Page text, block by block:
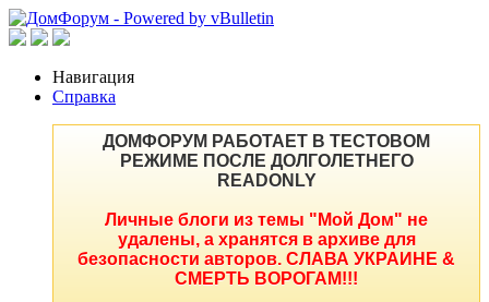
Навигация
Справка
ДОМФОРУМ РАБОТАЕТ В ТЕСТОВОМ
РЕЖИМЕ ПОСЛЕ ДОЛГОЛЕТНЕГО
READONLY
Личные блоги из темы "Мой Дом" не
удалены, а хранятся в архиве для
безопасности авторов. СЛАВА УКРАИНЕ &
СМЕРТЬ ВОРОГАМ!!!